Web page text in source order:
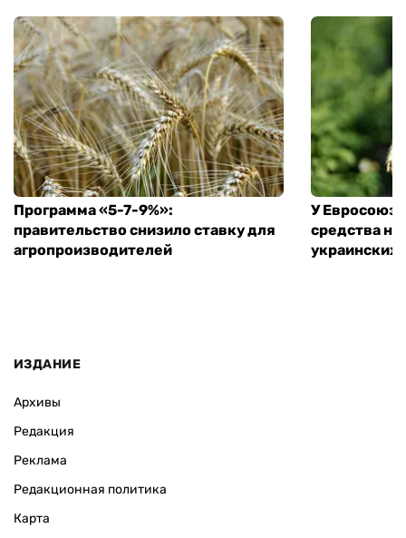
Программа «5-7-9%»:
правительство снизило ставку для
агропроизводителей
У
средства
ИЗДАНИЕ
Архивы
Редакция
Реклама
Редакционная политика
Карта